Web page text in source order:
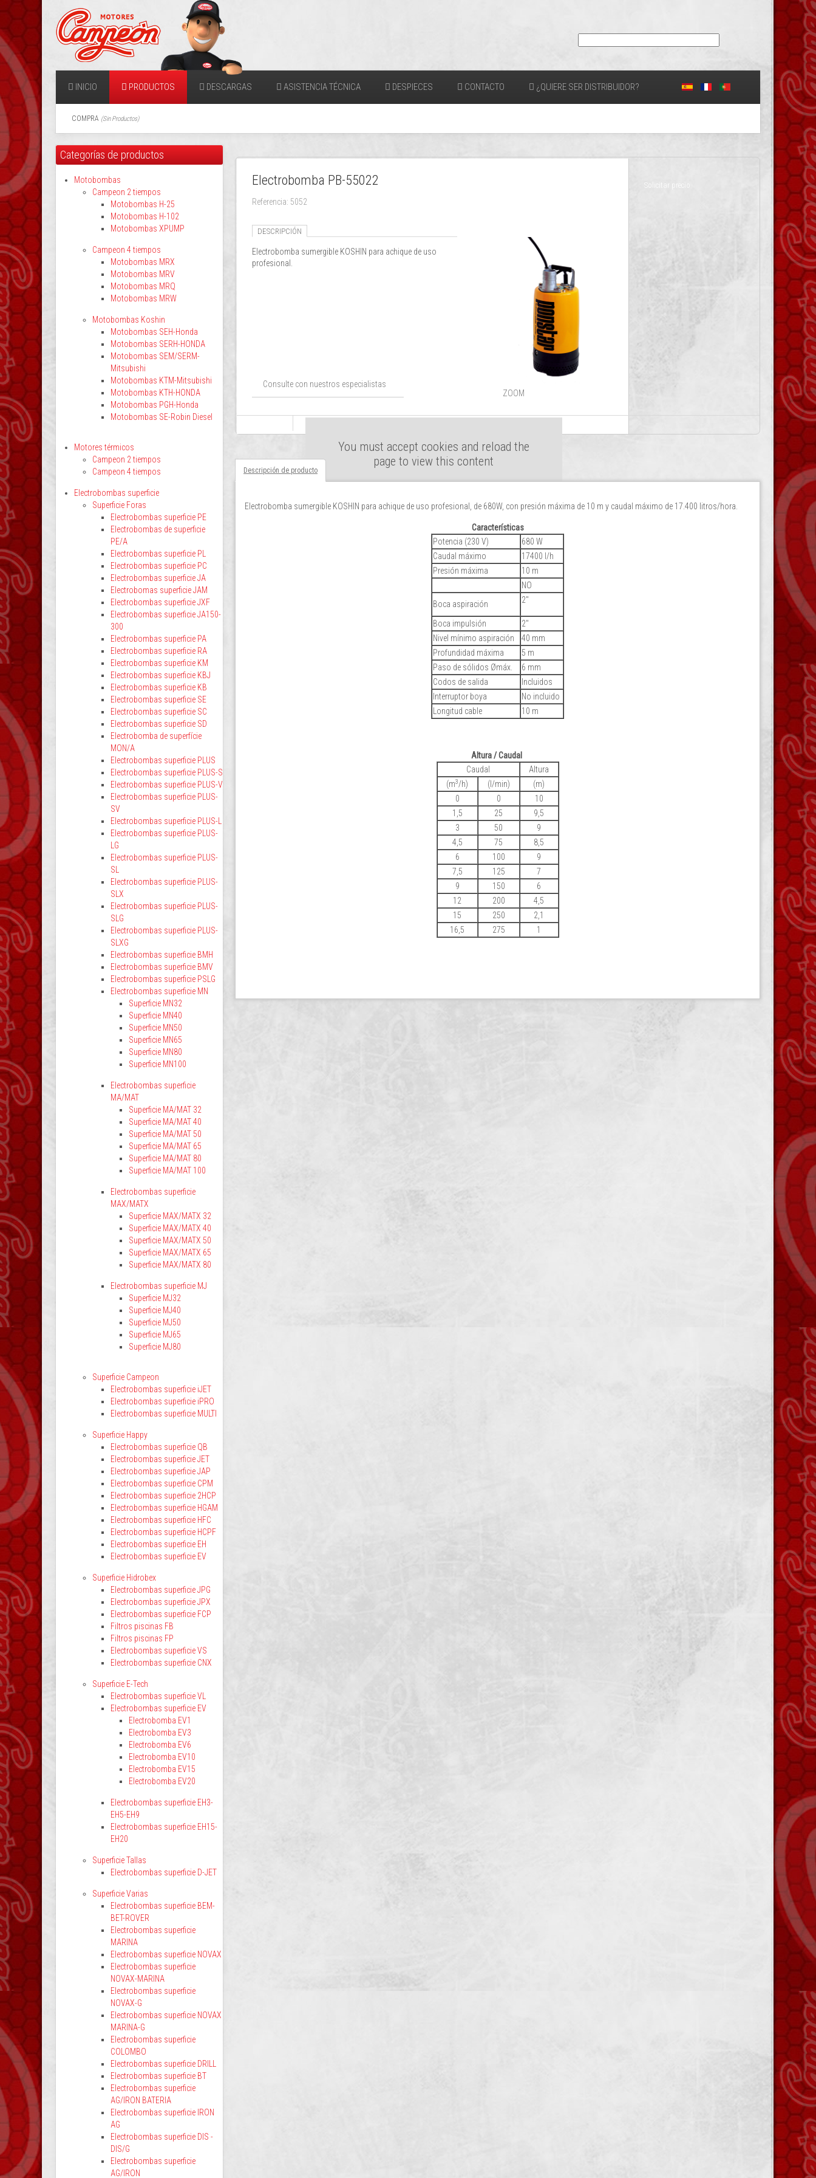
INICIO PRODUCTOS DESCARGAS ASISTENCIA TÉCNICA DESPIECES CONTACTO ¿QUIERE SER DISTRIBUIDOR?
COMPRA (Sin Productos)
Electrobomba PB-55022
Referencia: 5052
ZOOM
DESCRIPCIÓN
Electrobomba sumergible KOSHIN para achique de uso
profesional.
Solicitar precio
Consulte con nuestros especialistas
You must accept cookies and reload the
page to view this content
Descripción de producto
Electrobomba sumergible KOSHIN para achique de uso profesional, de 680W, con presión máxima de 10 m y caudal máximo de 17.400 litros/hora.
Características
Potencia (230 V)
680 W
Caudal máximo
17400 l/h
Presión máxima
10 m
NO
Boca aspiración
2"
Boca impulsión
2"
Nivel mínimo aspiración
40 mm
Profundidad máxima
5 m
Paso de sólidos Ømáx.
6 mm
Codos de salida
Incluidos
Interruptor boya
No incluido
Longitud cable
10 m
Altura / Caudal
Caudal
Altura
(m3/h) (l/min)
(m)
0
0
10
1,5
25
9,5
3
50
9
4,5
75
8,5
6
100
9
7,5
125
7
9
150
6
12
200
4,5
15
250
2,1
16,5
275 1
Categorías de productos
Motobombas
Campeon 2 tiempos
Motobombas H-25
Motobombas H-102
Motobombas XPUMP
Campeon 4 tiempos
Motobombas MRX
Motobombas MRV
Motobombas MRQ
Motobombas MRW
Motobombas Koshin
Motobombas SEH-Honda
Motobombas SERH-HONDA
Motobombas SEM/SERM-
Mitsubishi
Motobombas KTM-Mitsubishi
Motobombas KTH-HONDA
Motobombas PGH-Honda
Motobombas SE-Robin Diesel
Motores térmicos
Campeon 2 tiempos
Campeon 4 tiempos
Electrobombas superficie
Superficie Foras
Electrobombas superficie PE
Electrobombas de superficie
PE/A
Electrobombas superficie PL
Electrobombas superficie PC
Electrobombas superficie JA
Electrobomas superficie JAM
Electrobombas superficie JXF
Electrobombas superficie JA150-
300
Electrobombas superficie PA
Electrobombas superficie RA
Electrobombas superficie KM
Electrobombas superficie KBJ
Electrobombas superficie KB
Electrobombas superficie SE
Electrobombas superficie SC
Electrobombas superficie SD
Electrobomba de superfície
MON/A
Electrobombas superficie PLUS
Electrobombas superficie PLUS-S
Electrobombas superficie PLUS-V
Electrobombas superficie PLUS-
SV
Electrobombas superficie PLUS-L
Electrobombas superficie PLUS-
LG
Electrobombas superficie PLUS-
SL
Electrobombas superficie PLUS-
SLX
Electrobombas superficie PLUS-
SLG
Electrobombas superficie PLUS-
SLXG
Electrobombas superficie BMH
Electrobombas superficie BMV
Electrobombas superficie PSLG
Electrobombas superficie MN
Superficie MN32
Superficie MN40
Superficie MN50
Superficie MN65
Superficie MN80
Superficie MN100
Electrobombas superficie
MA/MAT
Superficie MA/MAT 32
Superficie MA/MAT 40
Superficie MA/MAT 50
Superficie MA/MAT 65
Superficie MA/MAT 80
Superficie MA/MAT 100
Electrobombas superficie
MAX/MATX
Superficie MAX/MATX 32
Superficie MAX/MATX 40
Superficie MAX/MATX 50
Superficie MAX/MATX 65
Superficie MAX/MATX 80
Electrobombas superficie MJ
Superficie MJ32
Superficie MJ40
Superficie MJ50
Superficie MJ65
Superficie MJ80
Superficie Campeon
Electrobombas superficie iJET
Electrobombas superficie iPRO
Electrobombas superficie MULTI
Superficie Happy
Electrobombas superficie QB
Electrobombas superficie JET
Electrobombas superficie JAP
Electrobombas superficie CPM
Electrobombas superficie 2HCP
Electrobombas superficie HGAM
Electrobombas superficie HFC
Electrobombas superficie HCPF
Electrobombas superficie EH
Electrobombas superficie EV
Superficie Hidrobex
Electrobombas superficie JPG
Electrobombas superficie JPX
Electrobombas superficie FCP
Filtros piscinas FB
Filtros piscinas FP
Electrobombas superficie VS
Electrobombas superficie CNX
Superficie E-Tech
Electrobombas superficie VL
Electrobombas superficie EV
Electrobomba EV1
Electrobomba EV3
Electrobomba EV6
Electrobomba EV10
Electrobomba EV15
Electrobomba EV20
Electrobombas superficie EH3-
EH5-EH9
Electrobombas superficie EH15-
EH20
Superficie Tallas
Electrobombas superficie D-JET
Superficie Varias
Electrobombas superficie BEM-
BET-ROVER
Electrobombas superficie
MARINA
Electrobombas superficie NOVAX
Electrobombas superficie
NOVAX-MARINA
Electrobombas superficie
NOVAX-G
Electrobombas superficie NOVAX
MARINA-G
Electrobombas superficie
COLOMBO
Electrobombas superficie DRILL
Electrobombas superficie BT
Electrobombas superficie
AG/IRON BATERIA
Electrobombas superficie IRON
AG
Electrobombas superficie DIS -
DIS/G
Electrobombas superficie
AG/IRON